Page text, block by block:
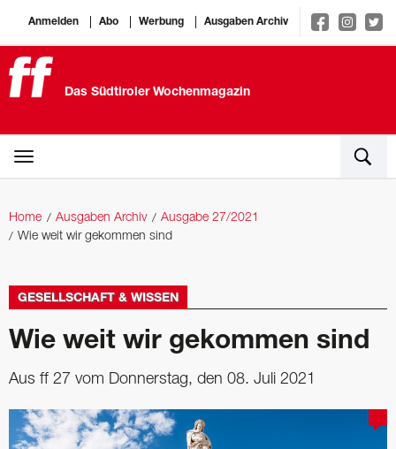
Anmelden Abo Werbung Ausgaben Archiv
Das Südtiroler Wochenmagazin
Home Ausgaben Archiv
Ausgabe 27/2021
Wie weit wir gekommen sind
GESELLSCHAFT & WISSEN
Wie weit wir gekommen sind
Aus ff 27 vom Donnerstag, den 08. Juli 2021